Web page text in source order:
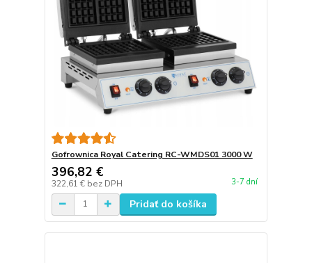
Gofrownica Royal Catering RC-WMDS01 3000 W
396,82 €
322,61 € bez DPH 3-7 dní
Pridať do košíka